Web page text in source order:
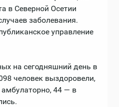
в Северной Осетии
заболевания.
управление
на сегодняшний день в
человек выздоровели,
амбулаторно, 44 — в